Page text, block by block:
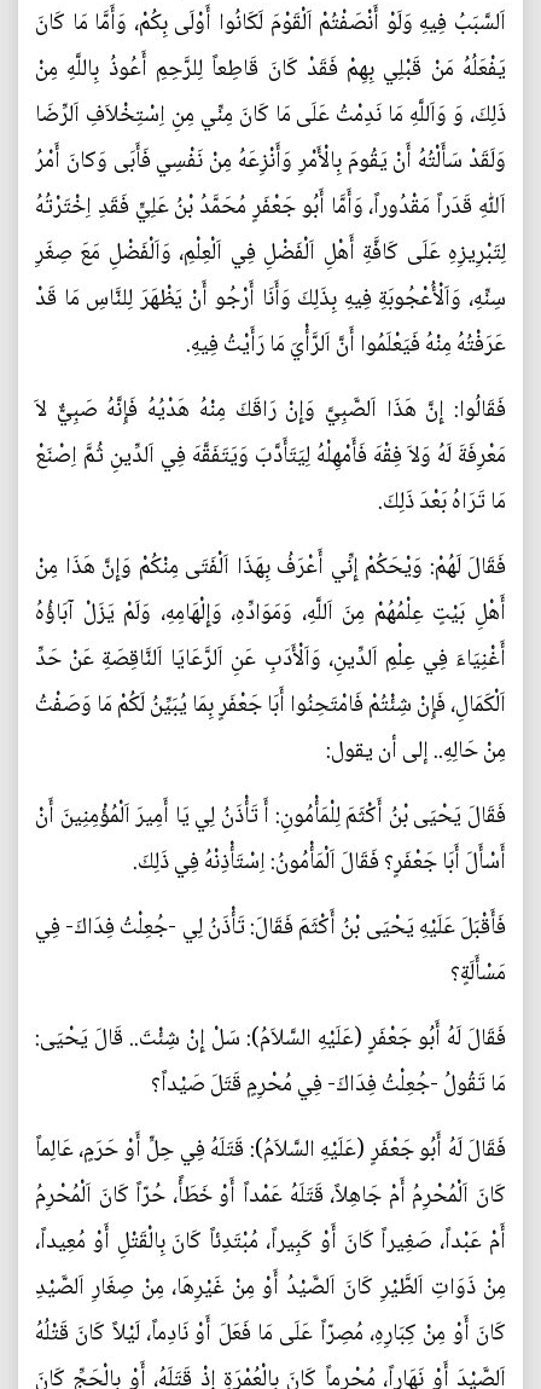
اَلسَّبَبُ فِيهِ وَلَوْ أَنْصَفْتُمْ اَلْقَوْمَ لَكَانُوا أَوْلَى بِكُمْ، وَأَمَّا مَا كَانَ
يَفْعَلُهُ مَنْ قَبْلِي بِهِمْ فَقَدْ كَانَ قَاطِعاً لِلرَّحِمِ أَعُوذُ بِاللَّهِ مِنْ
ذَلِكَ، وَ وَاَللَّهِ مَا نَدِمْتُ عَلَى مَا كَانَ مِنِّي مِنِ اِسْتِخْلاَفِ اَلرِّضَا
وَلَقَدْ سَأَلْتُهُ أَنْ يَقُومَ بِالْأَمْرِ وَأَنْزِعَهُ مِنْ نَفْسِي فَأَبَى وَكانَ أَمْرُ
اَللّٰهِ قَدَراً مَقْدُوراً، وَأَمَّا أَبُو جَعْفَرٍ مُحَمَّدُ بْنُ عَلِيٍّ فَقَدِ اِخْتَرْتُهُ
لِتَبْرِيزِهِ عَلَى كَافَّةِ أَهْلِ اَلْفَضْلِ فِي اَلْعِلْمِ، وَاَلْفَضْلِ مَعَ صِغَرِ
سِنِّهِ، وَاَلْأُعْجُوبَةِ فِيهِ بِذَلِكَ وَأَنَا أَرْجُو أَنْ يَظْهَرَ لِلنَّاسِ مَا قَدْ
عَرَفْتُهُ مِنْهُ فَيَعْلَمُوا أَنَّ اَلرَّأْيَ مَا رَأَيْتُ فِيهِ.
فَقَالُوا: إِنَّ هَذَا اَلصَّبِيَّ وَإِنْ رَاقَكَ مِنْهُ هَدْيُهُ فَإِنَّهُ صَبِيٌّ لاَ
مَعْرِفَةَ لَهُ وَلاَ فِقْهَ فَأَمْهِلْهُ لِيَتَأَدَّبَ وَيَتَفَقَّهَ فِي اَلدِّينِ ثُمَّ اِصْنَعْ
مَا تَرَاهُ بَعْدَ ذَلِكَ.
فَقَالَ لَهُمْ: وَيْحَكُمْ إِنِّي أَعْرَفُ بِهَذَا اَلْفَتَى مِنْكُمْ وَإِنَّ هَذَا مِنْ
أَهْلِ بَيْتٍ عِلْمُهُمْ مِنَ اَللَّهِ، وَمَوَادِّهِ، وَإِلْهَامِهِ، وَلَمْ يَزَلْ آبَاؤُهُ
أَغْنِيَاءَ فِي عِلْمِ اَلدِّينِ، وَاَلْأَدَبِ عَنِ اَلرَّعَايَا اَلنَّاقِصَةِ عَنْ حَدِّ
اَلْكَمَالِ، فَإِنْ شِئْتُمْ فَامْتَحِنُوا أَبَا جَعْفَرٍ بِمَا يُبَيِّنُ لَكُمْ مَا وَصَفْتُ
مِنْ حَالِهِ.. إلى أن يقول:
فَقَالَ يَحْيَى بْنُ أَكْثَمَ لِلْمَأْمُونِ: أَ تَأْذَنُ لِي يَا أَمِيرَ اَلْمُؤْمِنِينَ أَنْ
أَسْأَلَ أَبَا جَعْفَرٍ؟ فَقَالَ اَلْمَأْمُونُ: اِسْتَأْذِنْهُ فِي ذَلِكَ.
فَأَقْبَلَ عَلَيْهِ يَحْيَى بْنُ أَكْثَمَ فَقَالَ: تَأْذَنُ لِي -جُعِلْتُ فِدَاكَ- فِي
مَسْأَلَةٍ؟
فَقَالَ لَهُ أَبُو جَعْفَرٍ (عَلَيْهِ السَّلاَمُ): سَلْ إِنْ شِئْتَ.. قَالَ يَحْيَى:
مَا تَقُولُ -جُعِلْتُ فِدَاكَ- فِي مُحْرِمٍ قَتَلَ صَيْداً؟
فَقَالَ لَهُ أَبُو جَعْفَرٍ (عَلَيْهِ السَّلاَمُ): قَتَلَهُ فِي حِلٍّ أَوْ حَرَمٍ، عَالِماً
كَانَ اَلْمُحْرِمُ أَمْ جَاهِلاً، قَتَلَهُ عَمْداً أَوْ خَطَأً، حُرّاً كَانَ اَلْمُحْرِمُ
أَمْ عَبْداً، صَغِيراً كَانَ أَوْ كَبِيراً، مُبْتَدِئاً كَانَ بِالْقَتْلِ أَوْ مُعِيداً،
مِنْ ذَوَاتِ اَلطَّيْرِ كَانَ اَلصَّيْدُ أَوْ مِنْ غَيْرِهَا، مِنْ صِغَارِ اَلصَّيْدِ
كَانَ أَوْ مِنْ كِبَارِهِ، مُصِرّاً عَلَى مَا فَعَلَ أَوْ نَادِماً، لَيْلاً كَانَ قَتْلُهُ
اَلصَّيْدَ أَوْ نَهَاراً، مُحْرِماً كَانَ بِالْعُمْرَةِ إِذْ قَتَلَهُ، أَوْ بِالْحَجِّ كَانَ